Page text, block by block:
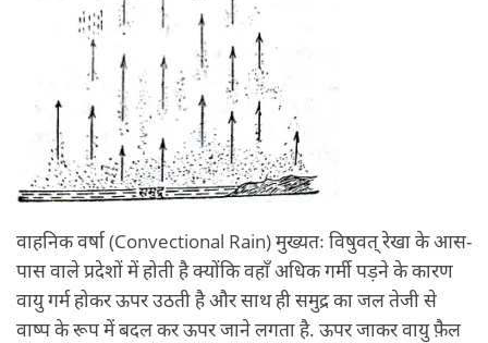
वाहनिक वर्षा (Convectional Rain) मुख्यतः विषुवत् रेखा के आस-
पास वाले प्रदेशों में होती है क्योंकि वहाँ अधिक गर्मी पड़ने के कारण
वायु गर्म होकर ऊपर उठती है और साथ ही समुद्र का जल तेजी से
वाष्प के रूप में बदल कर ऊपर जाने लगता है. ऊपर जाकर वायु फ़ैल